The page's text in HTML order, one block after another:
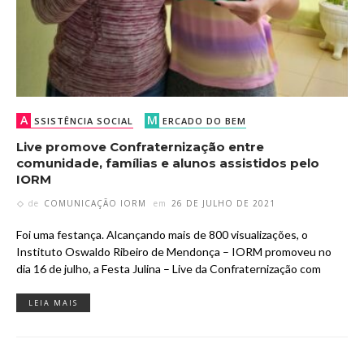
A SSISTÊNCIA SOCIAL M ERCADO DO BEM
Live promove Confraternização entre
comunidade, famílias e alunos assistidos pelo
IORM
de COMUNICAÇÃO IORM em 26 DE JULHO DE 2021
Foi uma festança. Alcançando mais de 800 visualizações, o
Instituto Oswaldo Ribeiro de Mendonça – IORM promoveu no
dia 16 de julho, a Festa Julina – Live da Confraternização com
LEIA MAIS